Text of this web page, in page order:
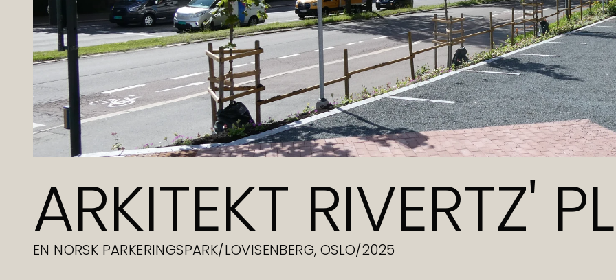
ARKITEKT RIVERTZ'
EN NORSK PARKERINGSPARK/LOVISENBERG, OSLO/2025